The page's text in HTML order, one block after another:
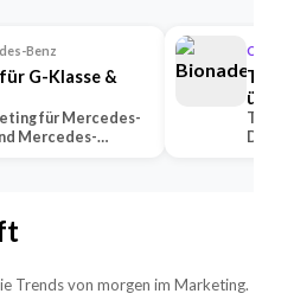
Benz
G-Klasse &
für Mercedes-
Mercedes-
Case
Trends von morgen im Marketing.